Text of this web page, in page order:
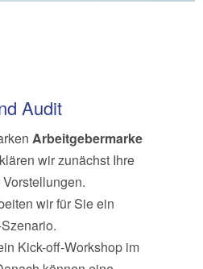
Audit
Arbeitgebermarke
wir zunächst Ihre
wir für Sie ein
Kick-off-Workshop im